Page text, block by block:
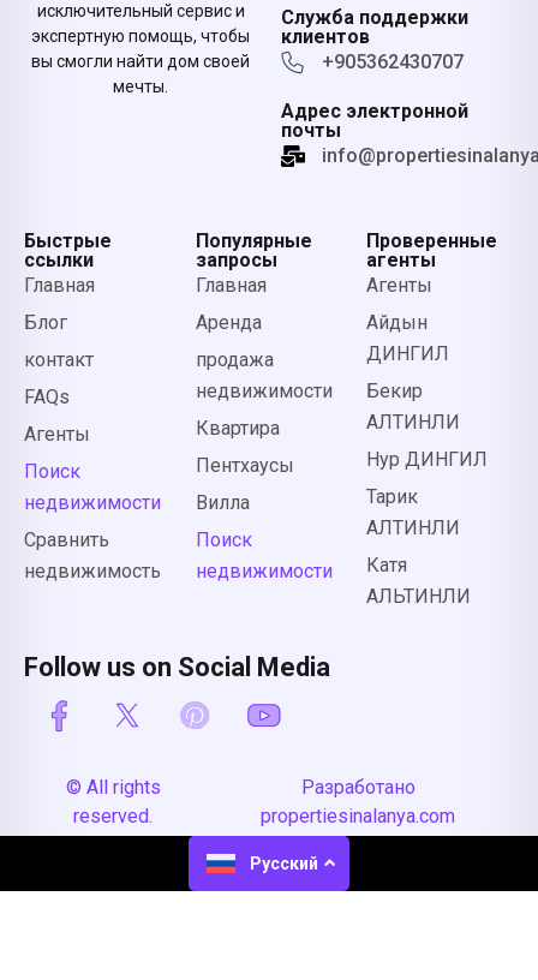
исключительный сервис и
экспертную помощь, чтобы
вы смогли найти дом своей
мечты.
Служба поддержки
клиентов
+905362430707
Адрес электронной
почты
Быстрые
ссылки
Главная
Блог
контакт
FAQs
Агенты
Поиск
недвижимости
Сравнить
недвижимость
Популярные
запросы
Главная
Аренда
продажа
недвижимости
Квартира
Пентхаусы
Вилла
Поиск
недвижимости
Проверенные
агенты
Агенты
Айдын
ДИНГИЛ
Бекир
АЛТИНЛИ
Нур ДИНГИЛ
Тарик
АЛТИНЛИ
Катя
АЛЬТИНЛИ
Follow us on Social Media
© All rights
reserved.
Разработано
propertiesinalanya.com
Русский